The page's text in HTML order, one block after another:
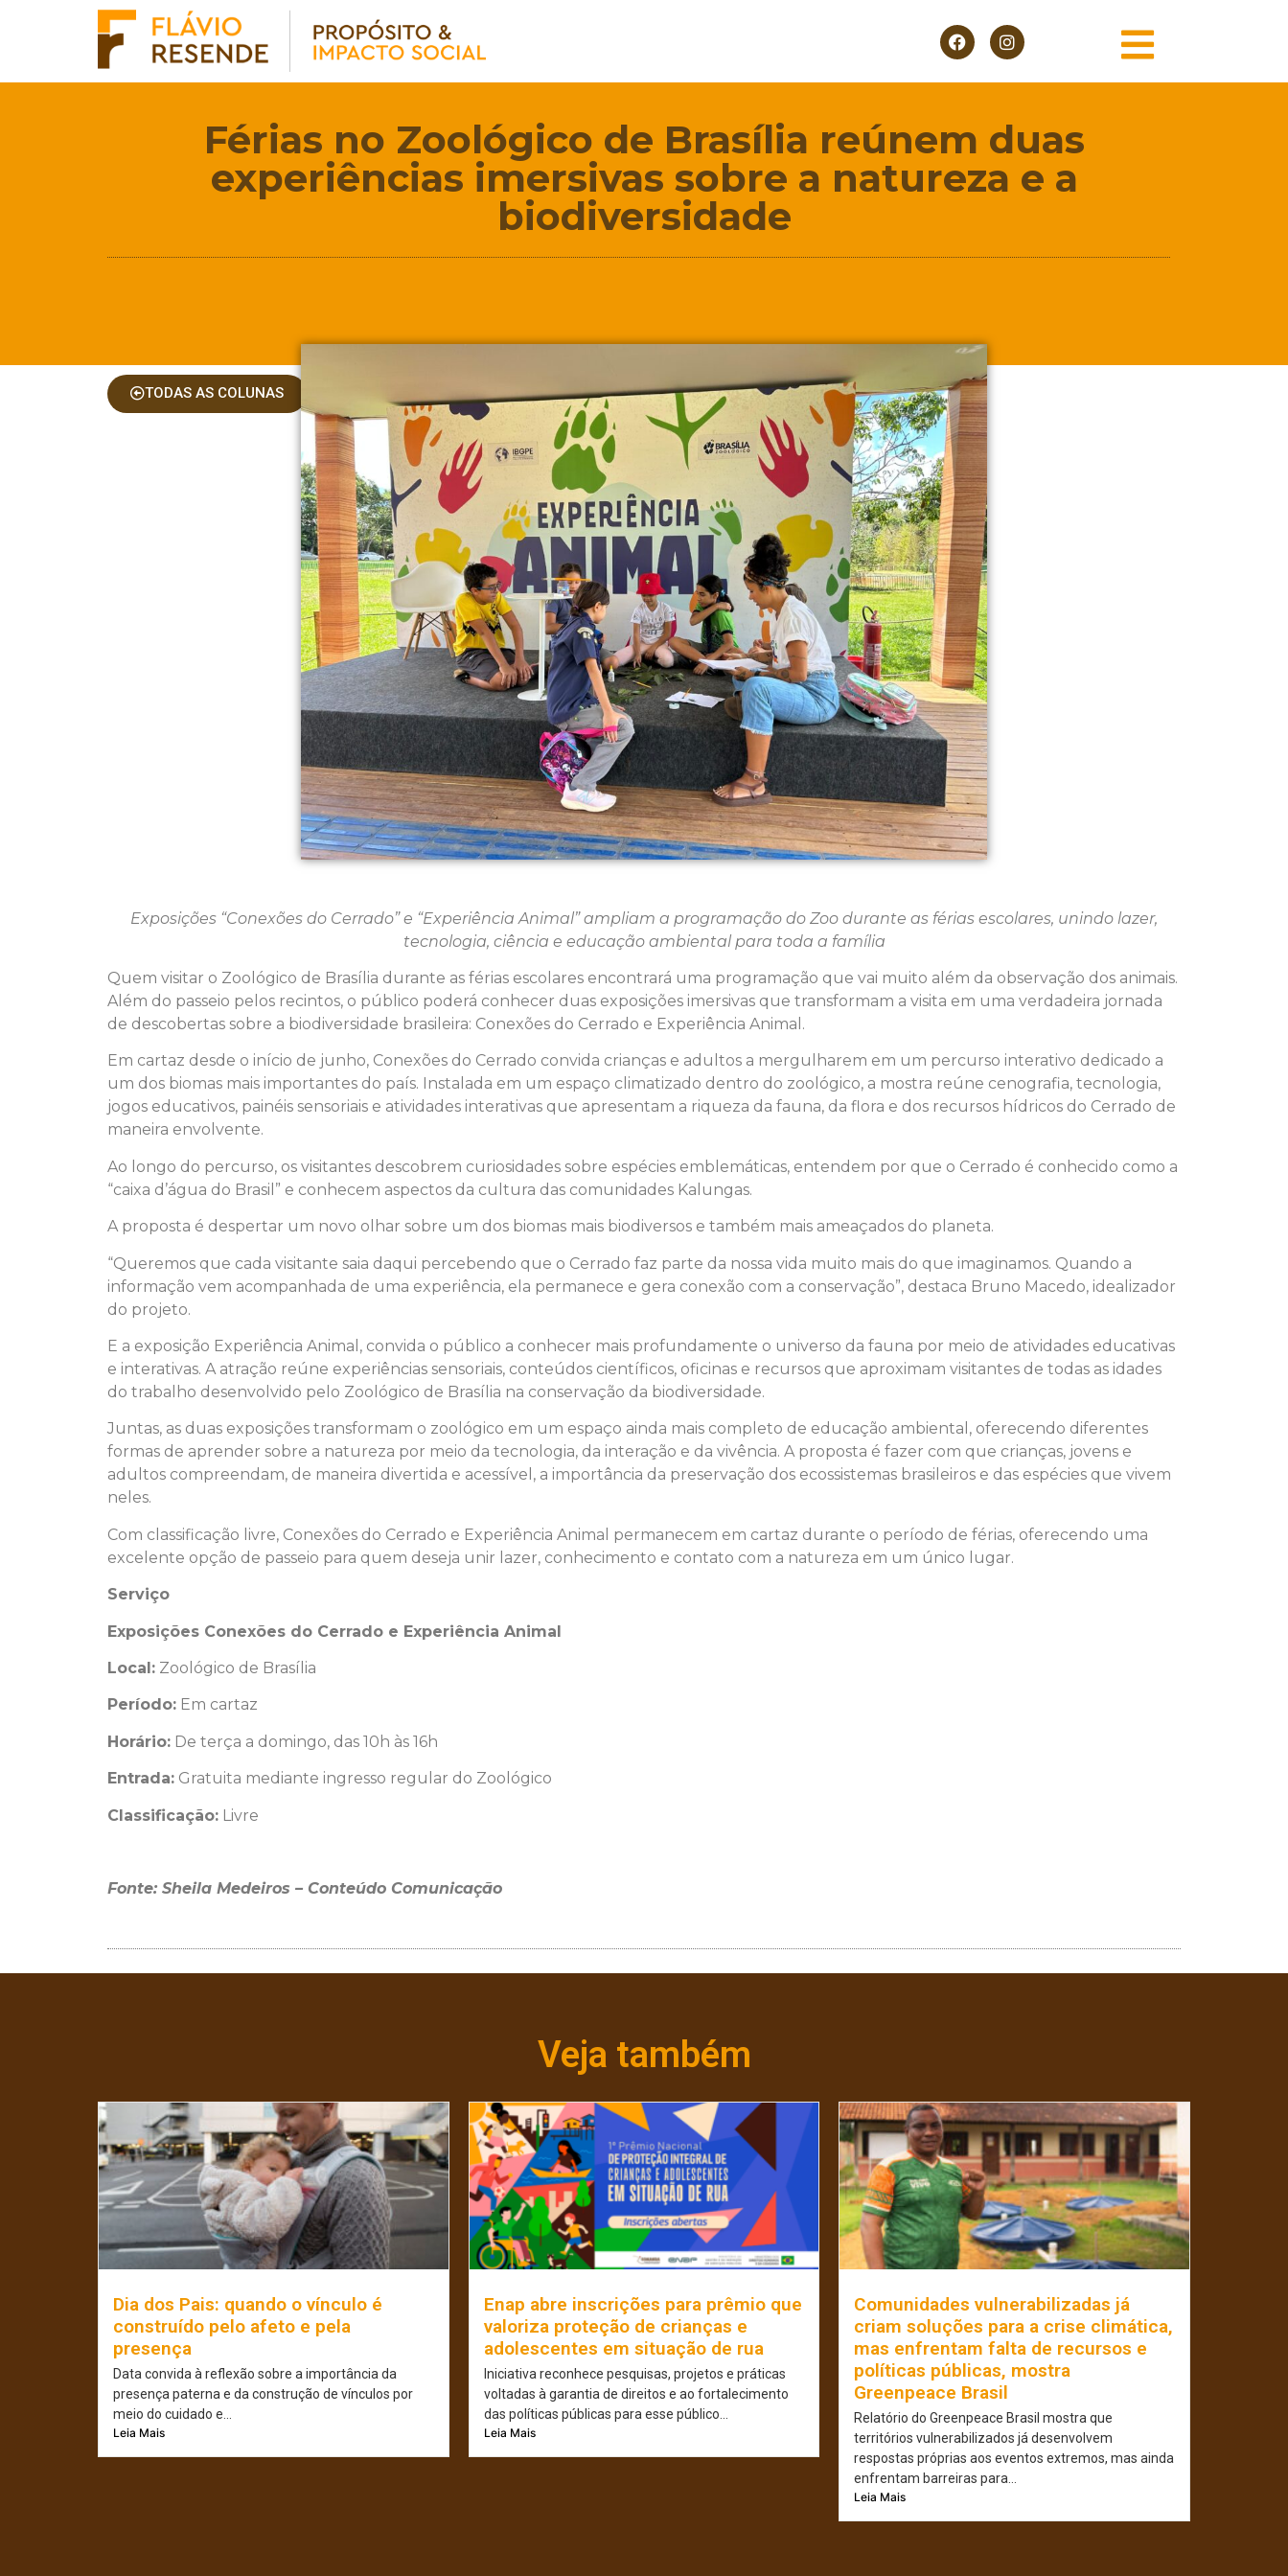
Férias no Zoológico de Brasília reúnem duas
experiências imersivas sobre a natureza e a
biodiversidade
TODAS AS COLUNAS
Exposições “Conexões do Cerrado” e “Experiência Animal” ampliam a programação do Zoo durante as férias escolares, unindo lazer,
tecnologia, ciência e educação ambiental para toda a família
Quem visitar o Zoológico de Brasília durante as férias escolares encontrará uma programação que vai muito além da observação dos animais.
Além do passeio pelos recintos, o público poderá conhecer duas exposições imersivas que transformam a visita em uma verdadeira jornada
de descobertas sobre a biodiversidade brasileira: Conexões do Cerrado e Experiência Animal.
Em cartaz desde o início de junho, Conexões do Cerrado convida crianças e adultos a mergulharem em um percurso interativo dedicado a
um dos biomas mais importantes do país. Instalada em um espaço climatizado dentro do zoológico, a mostra reúne cenografia, tecnologia,
jogos educativos, painéis sensoriais e atividades interativas que apresentam a riqueza da fauna, da flora e dos recursos hídricos do Cerrado de
maneira envolvente.
Ao longo do percurso, os visitantes descobrem curiosidades sobre espécies emblemáticas, entendem por que o Cerrado é conhecido como a
“caixa d’água do Brasil” e conhecem aspectos da cultura das comunidades Kalungas.
A proposta é despertar um novo olhar sobre um dos biomas mais biodiversos e também mais ameaçados do planeta.
“Queremos que cada visitante saia daqui percebendo que o Cerrado faz parte da nossa vida muito mais do que imaginamos. Quando a
informação vem acompanhada de uma experiência, ela permanece e gera conexão com a conservação”, destaca Bruno Macedo, idealizador
do projeto.
E a exposição Experiência Animal, convida o público a conhecer mais profundamente o universo da fauna por meio de atividades educativas
e interativas. A atração reúne experiências sensoriais, conteúdos científicos, oficinas e recursos que aproximam visitantes de todas as idades
do trabalho desenvolvido pelo Zoológico de Brasília na conservação da biodiversidade.
Juntas, as duas exposições transformam o zoológico em um espaço ainda mais completo de educação ambiental, oferecendo diferentes
formas de aprender sobre a natureza por meio da tecnologia, da interação e da vivência. A proposta é fazer com que crianças, jovens e
adultos compreendam, de maneira divertida e acessível, a importância da preservação dos ecossistemas brasileiros e das espécies que vivem
neles.
Com classificação livre, Conexões do Cerrado e Experiência Animal permanecem em cartaz durante o período de férias, oferecendo uma
excelente opção de passeio para quem deseja unir lazer, conhecimento e contato com a natureza em um único lugar.
Serviço
Exposições Conexões do Cerrado e Experiência Animal
Local: Zoológico de Brasília
Período: Em cartaz
Horário: De terça a domingo, das 10h às 16h
Entrada: Gratuita mediante ingresso regular do Zoológico
Classificação: Livre
Fonte: Sheila Medeiros – Conteúdo Comunicação
Veja também
Dia dos Pais: quando o vínculo é
construído pelo afeto e pela
presença
Data convida à reflexão sobre a importância da
presença paterna e da construção de vínculos por
meio do cuidado e...
Leia Mais
Enap abre inscrições para prêmio que
valoriza proteção de crianças e
adolescentes em situação de rua
Iniciativa reconhece pesquisas, projetos e práticas
voltadas à garantia de direitos e ao fortalecimento
das políticas públicas para esse público...
Leia Mais
Comunidades vulnerabilizadas já
criam soluções para a crise climática,
mas enfrentam falta de recursos e
políticas públicas, mostra
Greenpeace Brasil
Relatório do Greenpeace Brasil mostra que
territórios vulnerabilizados já desenvolvem
respostas próprias aos eventos extremos, mas ainda
enfrentam barreiras para...
Leia Mais